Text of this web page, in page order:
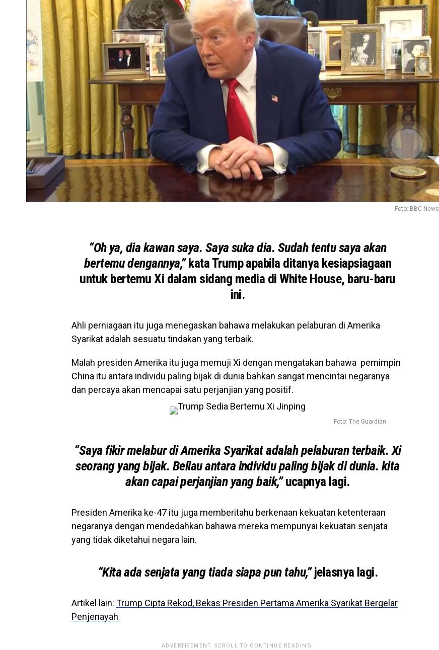
Foto: BBC News
“Oh ya, dia kawan saya. Saya suka dia. Sudah tentu saya akan
bertemu dengannya,”kata Trump apabila ditanya kesiapsiagaan
untuk bertemu Xi dalam sidang media di White House, baru-baru
ini.
Ahli perniagaan itu juga menegaskan bahawa melakukan pelaburan di Amerika
Syarikat adalah sesuatu tindakan yang terbaik.
Malah presiden Amerika itu juga memuji Xi dengan mengatakan bahawa pemimpin
China itu antara individu paling bijak di dunia bahkan sangat mencintai negaranya
dan percaya akan mencapai satu perjanjian yang positif.
Foto: The Guardian
“Saya fikir melabur di Amerika Syarikat adalah pelaburan terbaik. Xi
seorang yang bijak. Beliau antara individu paling bijak di dunia. kita
akan capai perjanjian yang baik,”ucapnya lagi.
Presiden Amerika ke-47 itu juga memberitahu berkenaan kekuatan ketenteraan
negaranya dengan mendedahkan bahawa mereka mempunyai kekuatan senjata
yang tidak diketahui negara lain.
“Kita ada senjata yang tiada siapa pun tahu,”jelasnya lagi.
Artikel lain: Trump Cipta Rekod, Bekas Presiden Pertama Amerika Syarikat Bergelar
Penjenayah
ADVERTISEMENT. SCROLL TO CONTINUE READING.